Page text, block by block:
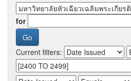
for
Current filters: